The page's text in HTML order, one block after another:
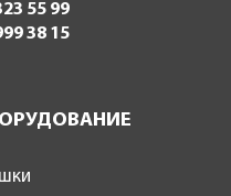
55 99
38 15